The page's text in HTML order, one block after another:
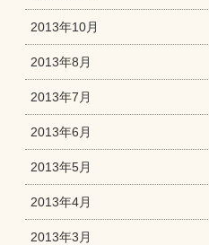
2013年10月
2013年8月
2013年7月
2013年6月
2013年5月
2013年4月
2013年3月